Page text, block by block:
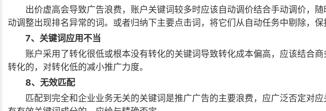
出价虚高会导致广告浪费，账户关键词较多时应该自动调价结合手动调价，
动调整出现排名异常的词。或者归纳下主要点击词，将它们从自动任务中剔除，保
7、关键词应用不当
账户采用了转化很低或根本没有转化的关键词导致转化成本偏高，应该结合
转化的，对转化低的减小推广力度。
8、无效匹配
匹配到完全和企业业务无关的关键词是推广广告的主要浪费，应广泛否定对